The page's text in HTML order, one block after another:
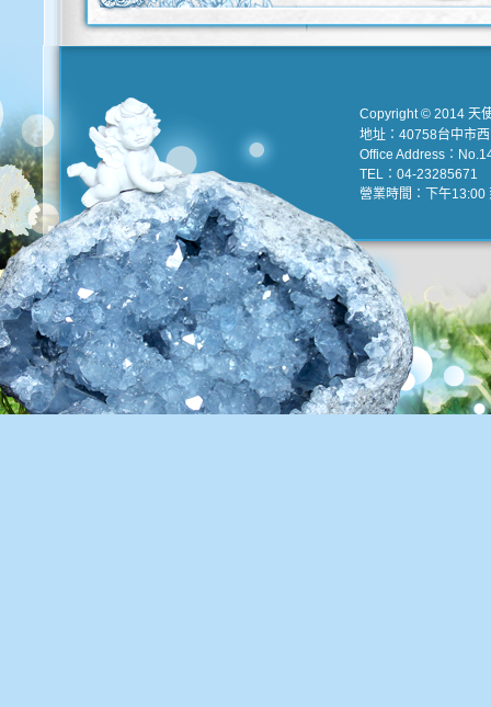
Copyright © 2014 天
地址：40758台中市
Office Address：
TEL：04-23285671
營業時間：下午13:00